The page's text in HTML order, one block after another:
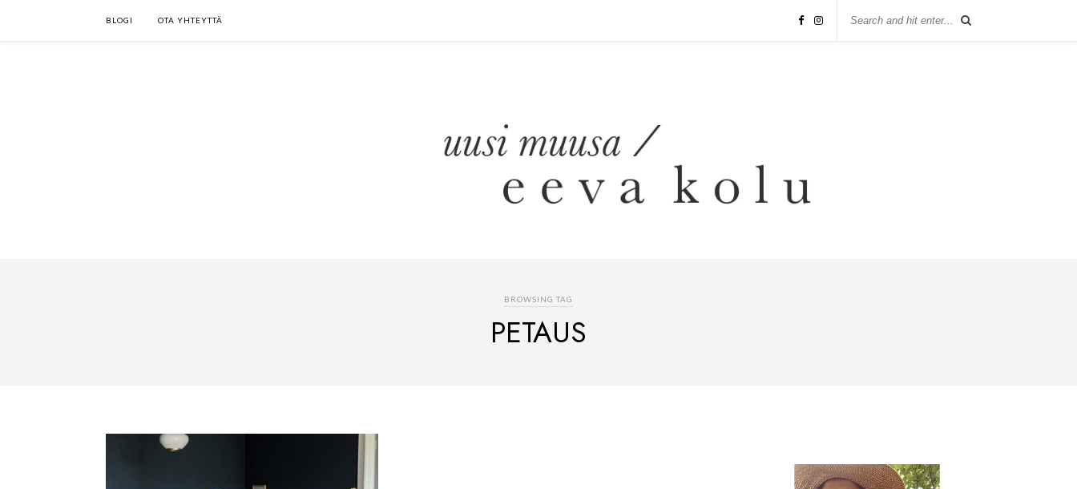
BLOGI OTA YHTEYTTÄ
BROWSING TAG
PETAUS